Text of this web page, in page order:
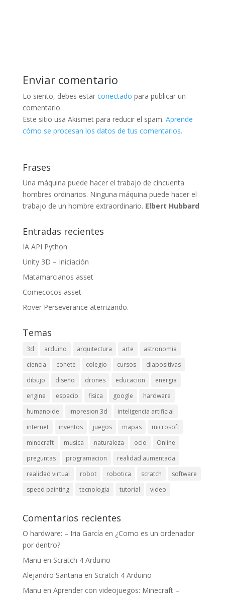
Enviar comentario
Lo siento, debes estar conectado para publicar un
comentario.
Este sitio usa Akismet para reducir el spam. Aprende
cómo se procesan los datos de tus comentarios.
Frases
Una máquina puede hacer el trabajo de cincuenta
hombres ordinarios. Ninguna máquina puede hacer el
trabajo de un hombre extraordinario. Elbert Hubbard
Entradas recientes
IA API Python
Unity 3D – Iniciación
Matamarcianos asset
Comecocos asset
Rover Perseverance aterrizando.
Temas
3d arduino arquitectura arte
astronomia
ciencia
cohete colegio cursos
diapositivas
dibujo
diseño drones educacion
energia
engine
espacio fisica google
hardware
humanoide
impresion 3d
inteligencia artificial
internet
inventos juegos mapas
microsoft
minecraft
musica naturaleza ocio
Online
preguntas
programacion
realidad aumentada
realidad virtual
robot robotica scratch
software
speed painting
tecnologia tutorial video
Comentarios recientes
O hardware: – Iria García en ¿Como es un ordenador
por dentro?
Manu en Scratch 4 Arduino
Alejandro Santana en Scratch 4 Arduino
Manu en Aprender con videojuegos: Minecraft –